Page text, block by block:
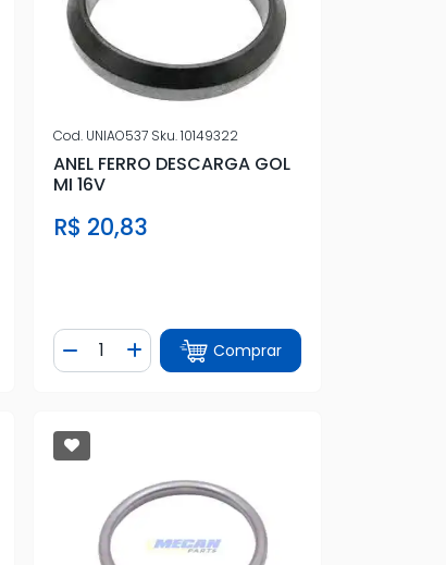
Cod.UNIAO537 Sku.10149322
ANEL FERRO DESCARGA GOL
MI 16V
R$ 20,83
Diminuir Quantidade
Quantidade
Adicionar Quantidade
Comprar